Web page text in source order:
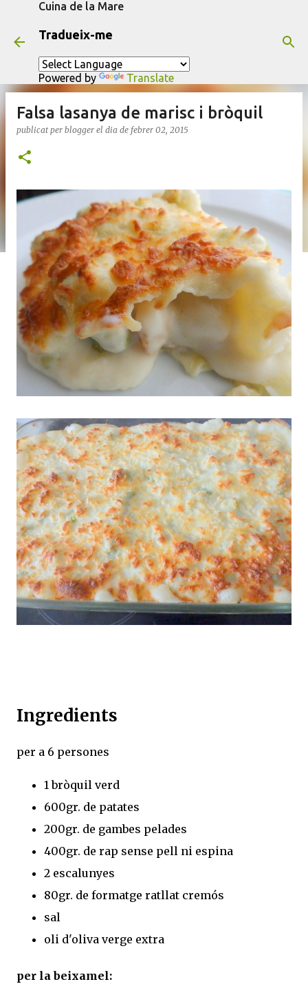
Cuina de la Mare
Tradueix-me
Powered by Translate
Falsa lasanya de marisc i bròquil
publicat per blogger el dia de febrer 02, 2015
Ingredients
per a 6 persones
1 bròquil verd
600gr. de patates
200gr. de gambes pelades
400gr. de rap sense pell ni espina
2 escalunyes
80gr. de formatge ratllat cremós
sal
oli d'oliva verge extra
per la beixamel: